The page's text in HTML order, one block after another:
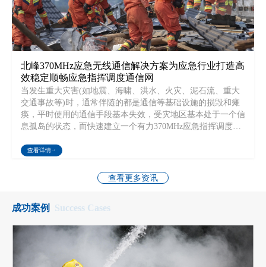
北峰370MHz应急无线通信解决方案为应急行业打造高
效稳定顺畅应急指挥调度通信网
当发生重大灾害(如地震、海啸、洪水、火灾、泥石流、重大
交通事故等)时，通常伴随的都是通信等基础设施的损毁和瘫
痪，平时使用的通信手段基本失效，受灾地区基本处于一个信
息孤岛的状态，而快速建立一个有力370MHz应急指挥调度窄
急通信设备发挥作用的时刻。
查看详情
查看更多资讯
成功案例 Success Cases